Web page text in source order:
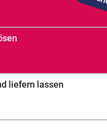
liefern lassen